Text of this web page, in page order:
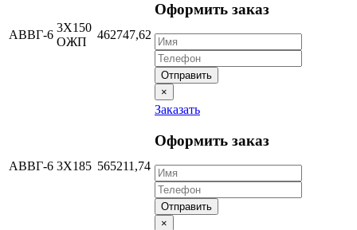
АВВГ-6
3Х150
ОЖП
462747,62
Оформить заказ
Отправить
×
АВВГ-6 3Х185 565211,74
Заказать
Оформить заказ
Отправить
×